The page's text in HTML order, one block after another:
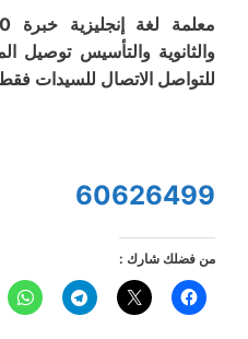
والثانوية والتأسيس
للتواصل الاتصال للسيدات
60626499
من فضلك شارك :